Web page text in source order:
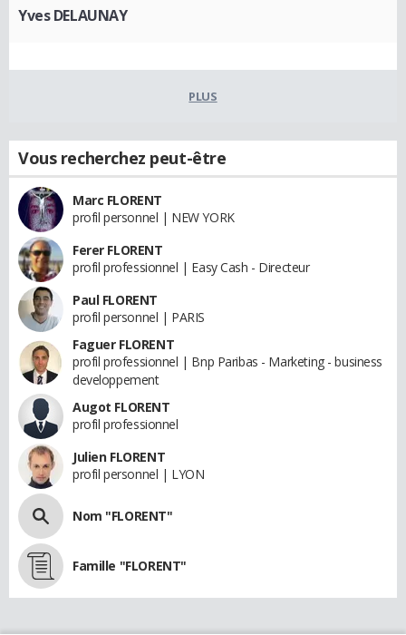
Yves DELAUNAY
PLUS
Vous recherchez peut-être
Marc FLORENT
profil personnel | NEW YORK
Ferer FLORENT
profil professionnel | Easy Cash - Directeur
Paul FLORENT
profil personnel | PARIS
Faguer FLORENT
profil professionnel | Bnp Paribas - Marketing - business
developpement
Augot FLORENT
profil professionnel
Julien FLORENT
profil personnel | LYON
Nom "FLORENT"
Famille "FLORENT"